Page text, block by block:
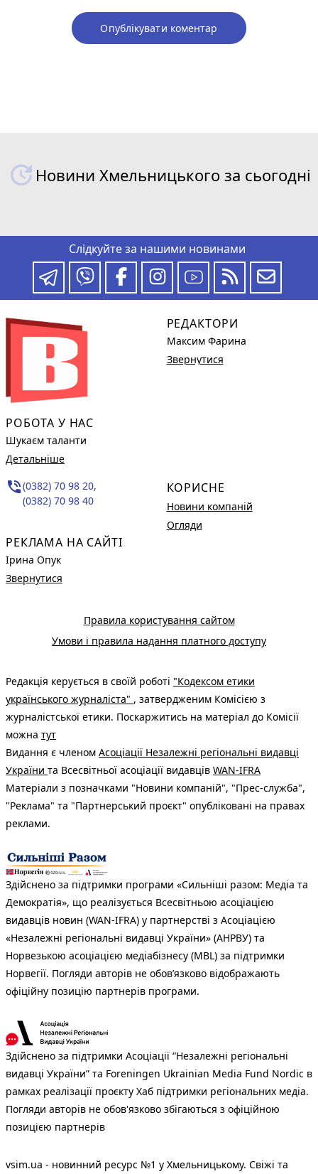
Опублікувати коментар
Новини Хмельницького за сьогодні
Слідкуйте за нашими новинами
РОБОТА У НАС
Шукаєм таланти
Детальніше
phone_in_talk(0382) 70 98 20,
(0382) 70 98 40
РЕКЛАМА НА САЙТІ
Ірина Опук
Звернутися
РЕДАКТОРИ
Максим Фарина
Звернутися
КОРИСНЕ
Новини компаній
Огляди
Правила користування сайтом
Умови і правила надання платного доступу
Редакція керується в своїй роботі "Кодексом етики
українського журналіста" , затвердженим Комісією з
журналістської етики. Поскаржитись на матеріал до Комісії
можна тут
Видання є членом Асоціації Незалежні регіональні видавці
України та Всесвітньої асоціації видавців WAN-IFRA
Матеріали з позначками "Новини компаній", "Прес-служба",
"Реклама" та "Партнерський проєкт" опубліковані на правах
реклами.
Здійснено за підтримки програми «Сильніші разом: Медіа та
Демократія», що реалізується Всесвітньою асоціацією
видавців новин (WAN-IFRA) у партнерстві з Асоціацією
«Незалежні регіональні видавці України» (АНРВУ) та
Норвезькою асоціацією медіабізнесу (MBL) за підтримки
Норвегії. Погляди авторів не обов’язково відображають
офіційну позицію партнерів програми.
Здійснено за підтримки Асоціації “Незалежні регіональні
видавці України” та Foreningen Ukrainian Media Fund Nordic в
рамках реалізації проєкту Хаб підтримки регіональних медіа.
Погляди авторів не обов'язково збігаються з офіційною
позицією партнерів
vsim.ua - новинний ресурс №1 у Хмельницькому. Свіжі та